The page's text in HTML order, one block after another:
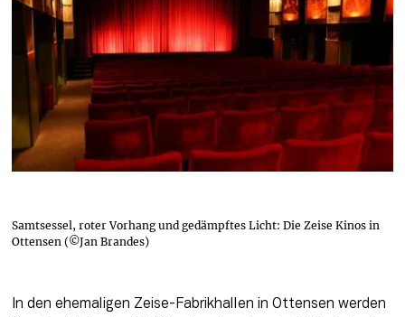
Samtsessel, roter Vorhang und gedämpftes Licht: Die Zeise Kinos in
Ottensen (©Jan Brandes)
In den ehemaligen Zeise-Fabrikhallen in Ottensen werden